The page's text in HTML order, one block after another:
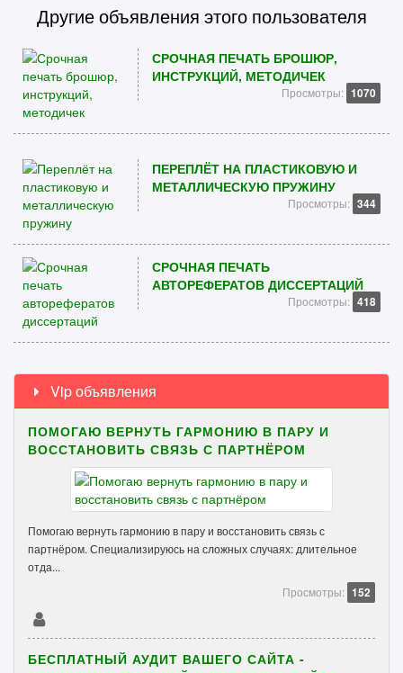
Другие объявления этого пользователя
СРОЧНАЯ ПЕЧАТЬ БРОШЮР,
ИНСТРУКЦИЙ, МЕТОДИЧЕК
Просмотры: 1070
ПЕРЕПЛЁТ НА ПЛАСТИКОВУЮ И
МЕТАЛЛИЧЕСКУЮ ПРУЖИНУ
Просмотры: 344
СРОЧНАЯ ПЕЧАТЬ
АВТОРЕФЕРАТОВ ДИССЕРТАЦИЙ
Просмотры: 418
Vip объявления
ПОМОГАЮ ВЕРНУТЬ ГАРМОНИЮ В ПАРУ И
ВОССТАНОВИТЬ СВЯЗЬ С ПАРТНЁРОМ
Помогаю вернуть гармонию в пару и восстановить связь с
партнёром. Специализируюсь на сложных случаях: длительное
отда...
Просмотры: 152
БЕСПЛАТНЫЙ АУДИТ ВАШЕГО САЙТА -